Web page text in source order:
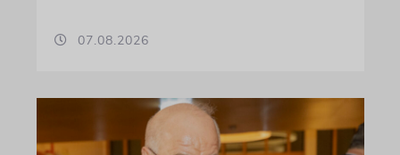
07.08.2026